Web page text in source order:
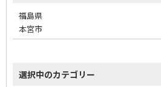
福島県
本宮市
選択中のカテゴリー